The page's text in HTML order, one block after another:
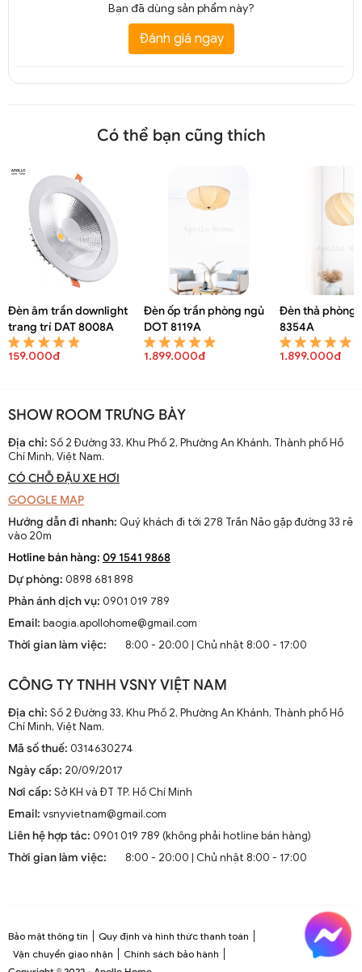
Bạn đã dùng sản phẩm này?
Đánh giá ngay
Có thể bạn cũng thích
Đèn âm trần downlight
trang trí DAT 8008A
159.000đ
Đèn ốp trần phòng ngủ
DOT 8119A
1.899.000đ
Đèn thả phòng
8354A
1.899.000đ
SHOW ROOM TRƯNG BÀY
Địa chỉ: Số 2 Đường 33, Khu Phố 2, Phường An Khánh, Thành phố Hồ
Chí Minh, Việt Nam.
CÓ CHỖ ĐẬU XE HƠI
GOOGLE MAP
Hướng dẫn đi nhanh: Quý khách đi tới 278 Trần Não gặp đường 33 rẽ
vào 20m
Hotline bán hàng: 09 1541 9868
Dự phòng: 0898 681 898
Phản ánh dịch vụ: 0901 019 789
Email: baogia.apollohome@gmail.com
Thời gian làm việc:
8:00 - 20:00 | Chủ nhật 8:00 - 17:00
CÔNG TY TNHH VSNY VIỆT NAM
Địa chỉ: Số 2 Đường 33, Khu Phố 2, Phường An Khánh, Thành phố Hồ
Chí Minh, Việt Nam.
Mã số thuế: 0314630274
Ngày cấp: 20/09/2017
Nơi cấp: Sở KH và ĐT TP. Hồ Chí Minh
Email: vsnyvietnam@gmail.com
Liên hệ hợp tác: 0901 019 789 (không phải hotline bán hàng)
Thời gian làm việc:
8:00 - 20:00 | Chủ nhật 8:00 - 17:00
Bảo mật thông tin
Quy định và hình thức thanh toán
Vận chuyển giao nhận
Chính sách bảo hành